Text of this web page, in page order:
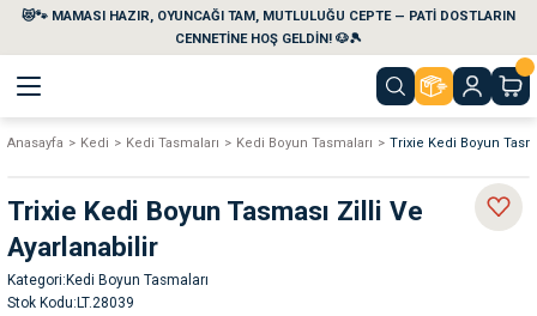
😻🐾 MAMASI HAZIR, OYUNCAĞI TAM, MUTLULUĞU CEPTE — PATİ DOSTLARIN
CENNETİNE HOŞ GELDİN! 🐶🎾
Geri Dön
Geri Dön
Temizlik Ürünleri
Geri Dön
Geri Dön
Geri Dön
Geri Dön
Anasayfa Kedi Kedi Tasmaları Kedi Boyun Tasmaları Trixie Kedi Boyun
Trixie Kedi Boyun Tasması Zilli Ve
Ayarlanabilir
Kategori Kedi Boyun Tasmaları
Stok Kodu LT.28039